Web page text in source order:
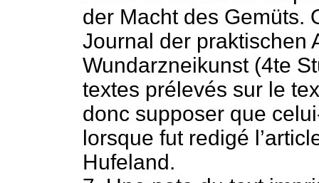
der Macht des Gemüts.
Journal der praktischen
Wundarzneikunst (4te
textes prélevés sur le
donc supposer que
lorsque fut redigé
Hufeland.